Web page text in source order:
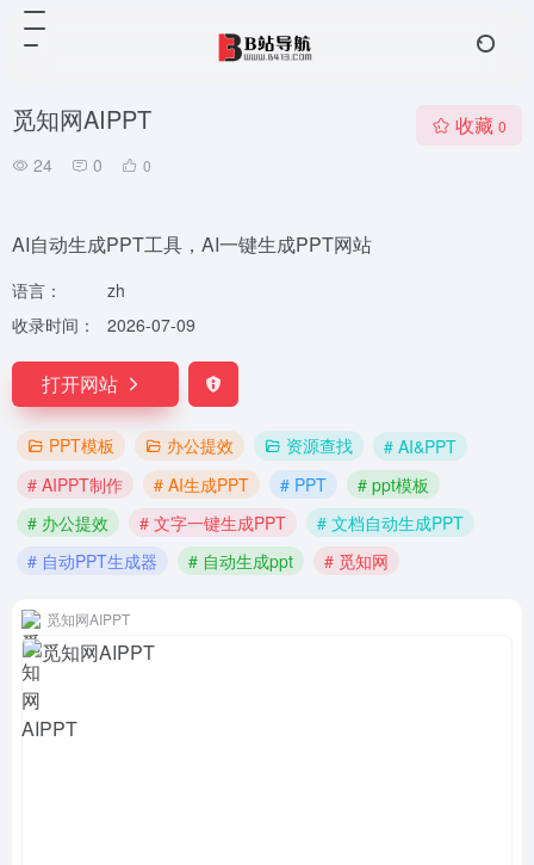
觅知网AIPPT
24 0 0
收藏 0
AI自动生成PPT工具，AI一键生成PPT网站
语言：
zh
收录时间：
2026-07-09
打开网站
PPT模板 办公提效 资源查找
# AI&PPT
# AIPPT制作
# AI生成PPT # PPT
# ppt模板
# 办公提效
# 文字一键生成PPT
# 文档自动生成PPT
# 自动PPT生成器
# 自动生成ppt # 觅知网
觅知网AIPPT